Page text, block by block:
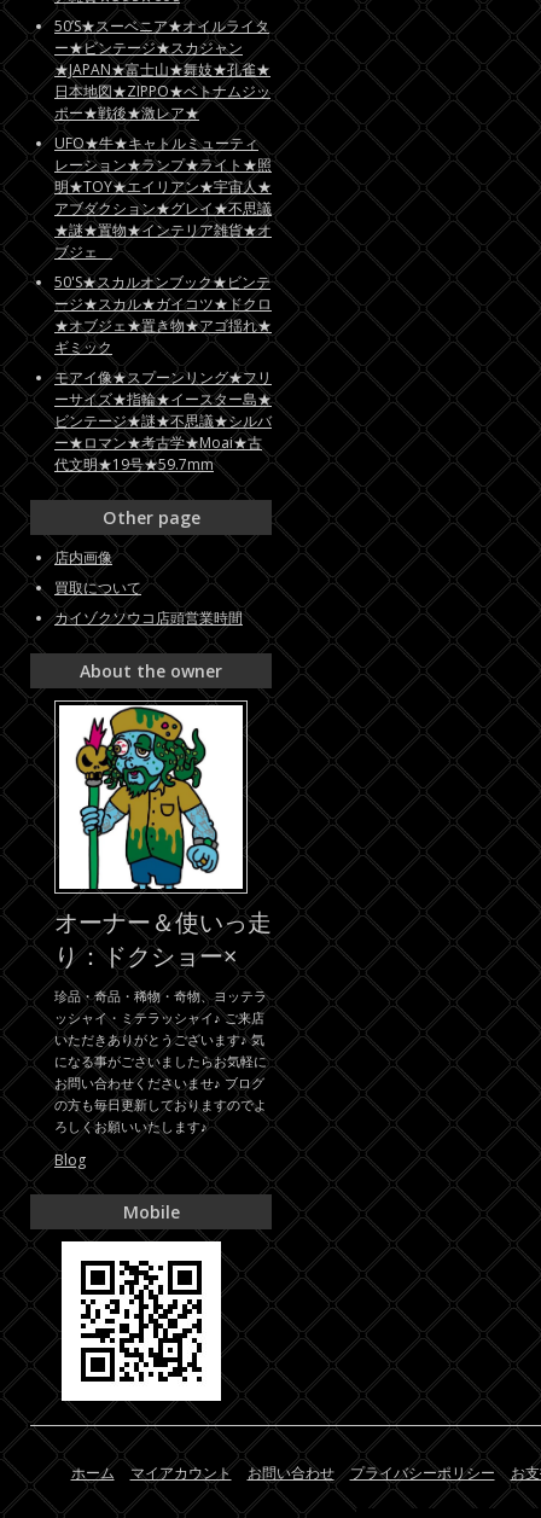
50’S★スーベニア★オイルライタ
ー★ビンテージ★スカジャン
★JAPAN★富士山★舞妓★孔雀★
日本地図★ZIPPO★ベトナムジッ
ポー★戦後★激レア★
UFO★牛★キャトルミューティ
レーション★ランプ★ライト★照
明★TOY★エイリアン★宇宙人★
アブダクション★グレイ★不思議
★謎★置物★インテリア雑貨★オ
ブジェ
50'S★スカルオンブック★ビンテ
ージ★スカル★ガイコツ★ドクロ
★オブジェ★置き物★アゴ揺れ★
ギミック
モアイ像★スプーンリング★フリ
ーサイズ★指輪★イースター島★
ビンテージ★謎★不思議★シルバ
ー★ロマン★考古学★Moai★古
代文明★19号★59.7mm
Other page
店内画像
買取について
カイゾクソウコ店頭営業時間
About the owner
オーナー＆使いっ走
り：ドクショー×
珍品・奇品・稀物・奇物、ヨッテラ
ッシャイ・ミテラッシャイ♪ ご来店
いただきありがとうございます♪ 気
になる事がごさいましたらお気軽に
お問い合わせくださいませ♪ ブログ
の方も毎日更新しておりますのでよ
ろしくお願いいたします♪
Blog
Mobile
ホーム マイアカウント お問い合わせ プライバシーポリシー お